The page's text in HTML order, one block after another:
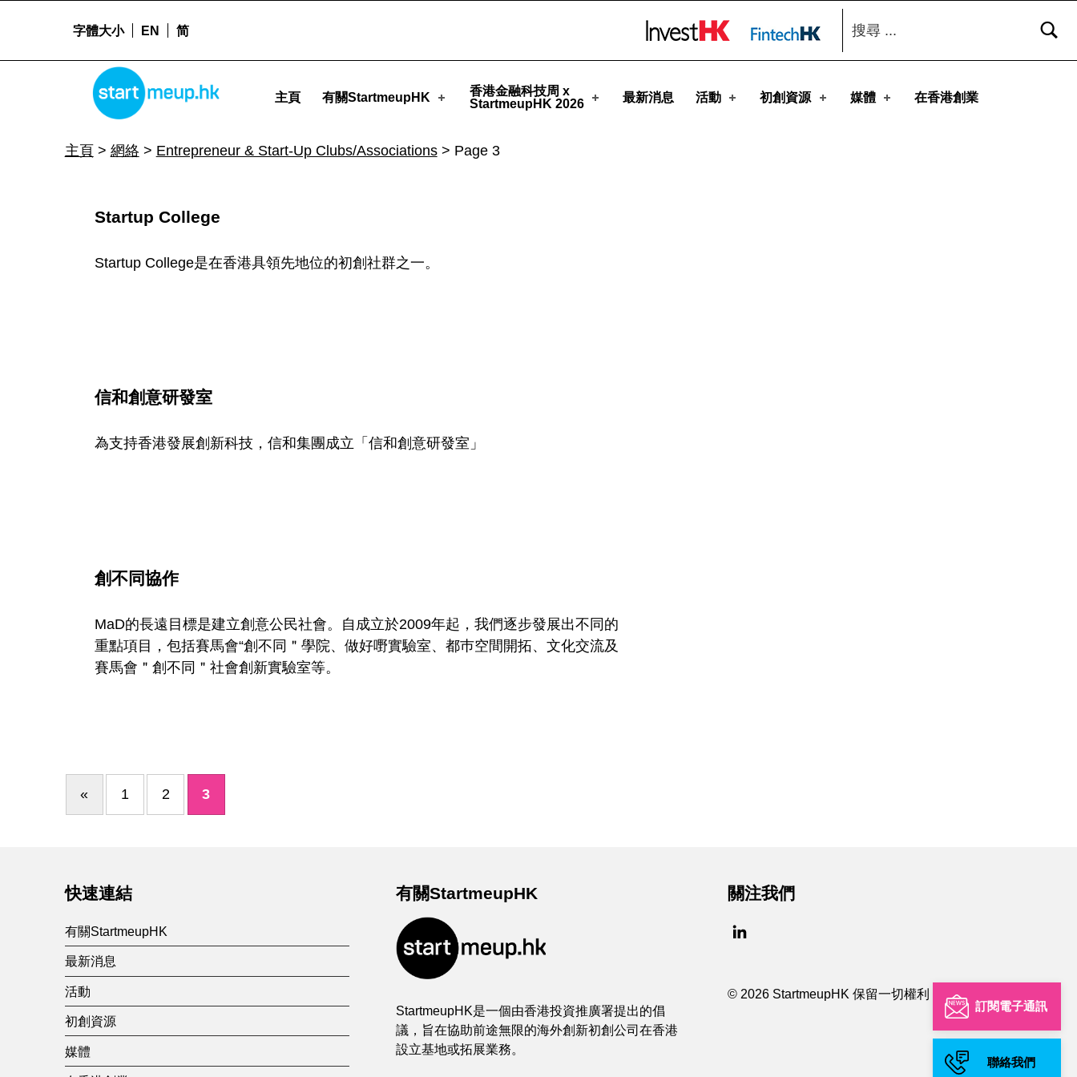
訂閱電子通訊
聯絡我們
STARTMEUPHK
主頁 有關StartmeupHK
香港金融科技周 x
StartmeupHK 2026
最新消息 活動 初創資源 媒體 在香港創業
字體大小 EN 简
搜尋：
主頁> 網絡 > Entrepreneur & Start-Up Clubs/Associations> Page 3
R
u
C
g
o
y
:
E
n
Startup College
Startup College是在香港具領先地位的初創社群之一。
信和創意研發室
為支持香港發展創新科技，信和集團成立「信和創意研發室」
創不同協作
MaD的長遠目標是建立創意公民社會。自成立於2009年起，我們逐步發展出不同的
重點項目，包括賽馬會“創不同＂學院、做好嘢實驗室、都巿空間開拓、文化交流及
賽馬會＂創不同＂社會創新實驗室等。
« Previous page1 2 3
快速連結
有關StartmeupHK
最新消息
活動
初創資源
媒體
有關StartmeupHK
StartmeupHK是一個由香港投資推廣署提出的倡
議，旨在協助前途無限的海外創新初創公司在香港
設立基地或拓展業務。
關注我們
© 2026 StartmeupHK 保留一切權利